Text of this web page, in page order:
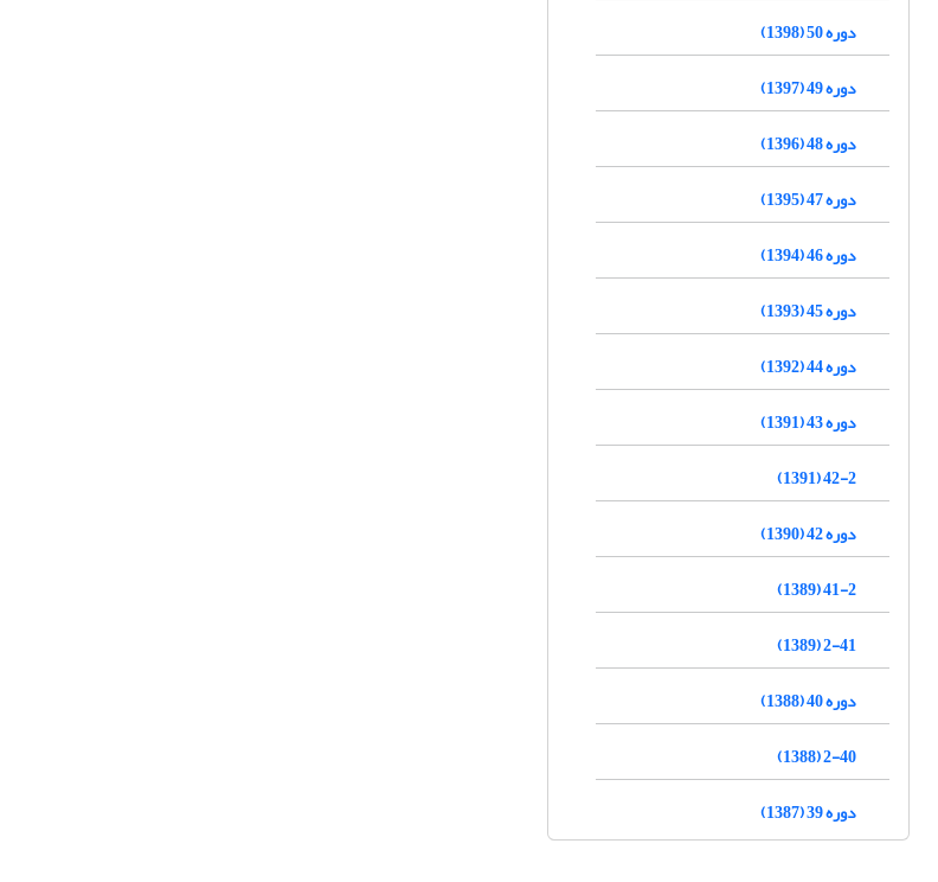
دوره 50 (1398)
دوره 49 (1397)
دوره 48 (1396)
دوره 47 (1395)
دوره 46 (1394)
دوره 45 (1393)
دوره 44 (1392)
دوره 43 (1391)
42-2 (1391)
دوره 42 (1390)
41-2 (1389)
2-41 (1389)
دوره 40 (1388)
2-40 (1388)
دوره 39 (1387)